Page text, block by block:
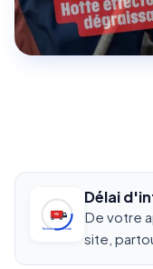
MH
Technicien en route
Délai
De votre
site,